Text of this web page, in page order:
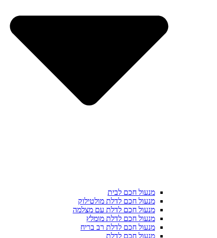
מנעול חכם לבית
מנעול חכם לדלת מולטילוק
מנעול חכם לדלת עם מצלמה
מנעול חכם לדלת מומלץ
מנעול חכם לדלת רב בריח
מנעול חכם לדלת